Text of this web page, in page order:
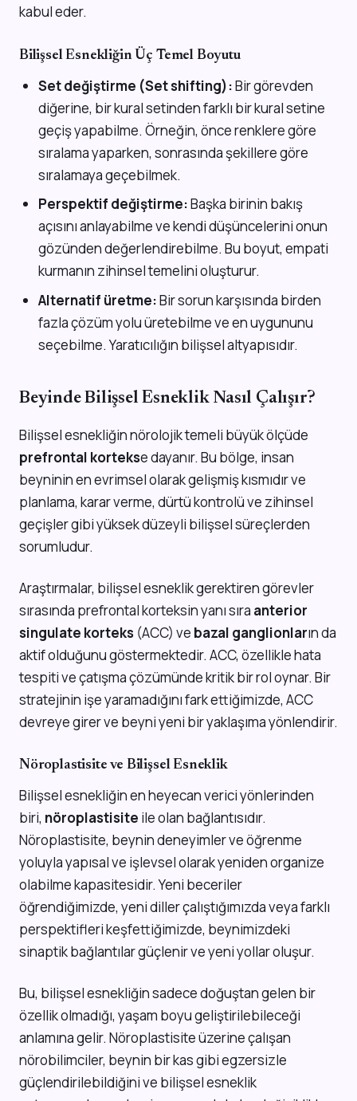
kabul eder.
Bilişsel Esnekliğin Üç Temel Boyutu
Set değiştirme (Set shifting):Bir görevden
diğerine, bir kural setinden farklı bir kural setine
geçiş yapabilme. Örneğin, önce renklere göre
sıralama yaparken, sonrasında şekillere göre
sıralamaya geçebilmek.
Perspektif değiştirme:Başka birinin bakış
açısını anlayabilme ve kendi düşüncelerini onun
gözünden değerlendirebilme. Bu boyut, empati
kurmanın zihinsel temelini oluşturur.
Alternatif üretme:Bir sorun karşısında birden
fazla çözüm yolu üretebilme ve en uygununu
seçebilme. Yaratıcılığın bilişsel altyapısıdır.
Beyinde Bilişsel Esneklik Nasıl Çalışır?
Bilişsel esnekliğin nörolojik temeli büyük ölçüde
prefrontal kortekse dayanır. Bu bölge, insan
beyninin en evrimsel olarak gelişmiş kısmıdır ve
planlama, karar verme, dürtü kontrolü ve zihinsel
geçişler gibi yüksek düzeyli bilişsel süreçlerden
sorumludur.
Araştırmalar, bilişsel esneklik gerektiren görevler
sırasında prefrontal korteksin yanı sıra anterior
singulate korteks (ACC) ve bazal ganglionların da
aktif olduğunu göstermektedir. ACC, özellikle hata
tespiti ve çatışma çözümünde kritik bir rol oynar. Bir
stratejinin işe yaramadığını fark ettiğimizde, ACC
devreye girer ve beyni yeni bir yaklaşıma yönlendirir.
Nöroplastisite ve Bilişsel Esneklik
Bilişsel esnekliğin en heyecan verici yönlerinden
biri, nöroplastisite ile olan bağlantısıdır.
Nöroplastisite, beynin deneyimler ve öğrenme
yoluyla yapısal ve işlevsel olarak yeniden organize
olabilme kapasitesidir. Yeni beceriler
öğrendiğimizde, yeni diller çalıştığımızda veya farklı
perspektifleri keşfettiğimizde, beynimizdeki
sinaptik bağlantılar güçlenir ve yeni yollar oluşur.
Bu, bilişsel esnekliğin sadece doğuştan gelen bir
özellik olmadığı, yaşam boyu geliştirilebileceği
anlamına gelir. Nöroplastisite üzerine çalışan
nörobilimciler, beynin bir kas gibi egzersizle
güçlendirilebildiğini ve bilişsel esneklik